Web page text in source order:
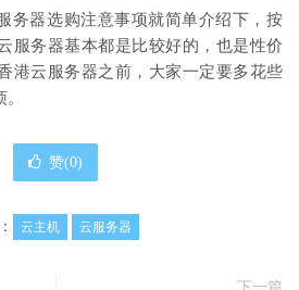
务器选购注意事项就简单介绍下，按
服务器基本都是比较好的，也是性价
港云服务器之前，大家一定要多花些
赞(0)
云主机 云服务器